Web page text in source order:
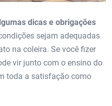
dicas e obrigações
sejam adequadas
na coleira. Se você fizer
vir junto com o ensino do
toda a satisfação como